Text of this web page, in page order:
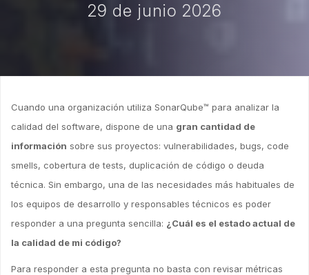
29 de junio 2026
Cuando una organización utiliza SonarQube™ para analizar la
calidad del software, dispone de una gran cantidad de
información sobre sus proyectos: vulnerabilidades, bugs, code
smells, cobertura de tests, duplicación de código o deuda
técnica. Sin embargo, una de las necesidades más habituales de
los equipos de desarrollo y responsables técnicos es poder
responder a una pregunta sencilla: ¿Cuál es el estado actual de
la calidad de mi código?
Para responder a esta pregunta no basta con revisar métricas